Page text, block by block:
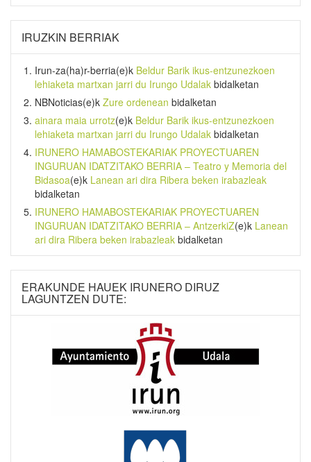
IRUZKIN BERRIAK
Irun-za(ha)r-berria(e)k Beldur Barik ikus-entzunezkoen
lehiaketa martxan jarri du Irungo Udalak bidalketan
NBNoticias(e)k Zure ordenean bidalketan
ainara maia urrotz(e)k Beldur Barik ikus-entzunezkoen
lehiaketa martxan jarri du Irungo Udalak bidalketan
IRUNERO HAMABOSTEKARIAK PROYECTUAREN
INGURUAN IDATZITAKO BERRIA – Teatro y Memoria del
Bidasoa(e)k Lanean ari dira Ribera beken irabazleak
bidalketan
IRUNERO HAMABOSTEKARIAK PROYECTUAREN
INGURUAN IDATZITAKO BERRIA – AntzerkiZ(e)k Lanean
ari dira Ribera beken irabazleak bidalketan
ERAKUNDE HAUEK IRUNERO DIRUZ
LAGUNTZEN DUTE: